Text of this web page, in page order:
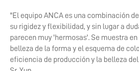
"El equipo ANCA es una combinación
su rigidez y flexibilidad, y sin lugar a
parecen muy 'hermosas'. Se muestra
belleza de la forma y el esquema de
eficiencia de producción y la belleza